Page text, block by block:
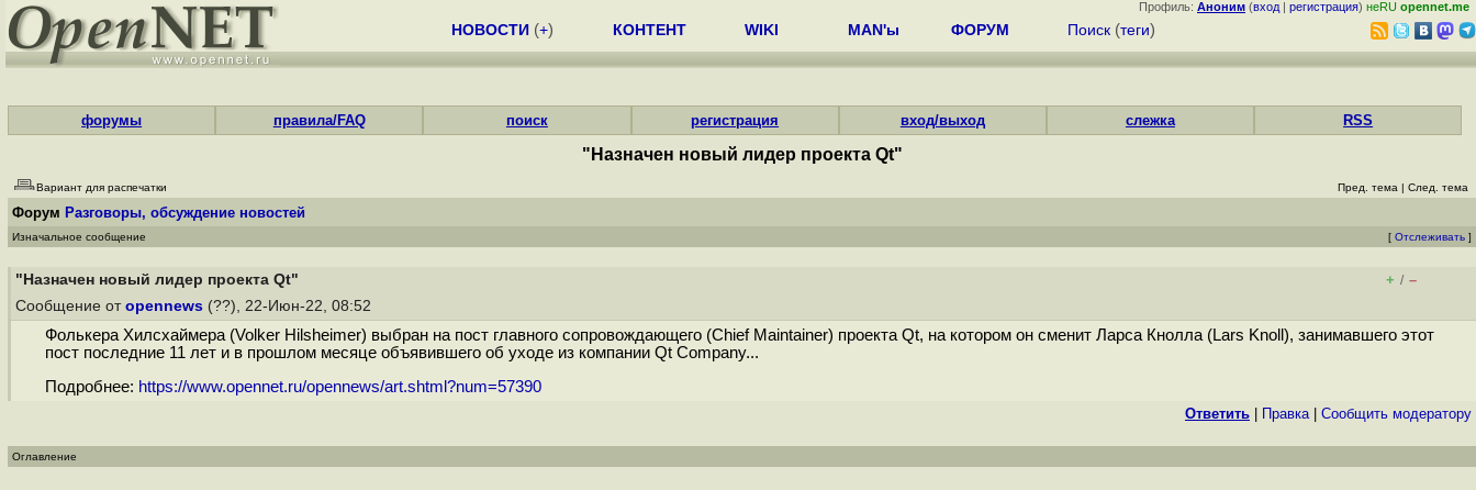
Профиль: Аноним (вход | регистрация) неRU opennet.me
НОВОСТИ (+) КОНТЕНТ WIKI MAN'ы ФОРУМ Поиск (теги)
форумы правила/FAQ поиск регистрация вход/выход слежка RSS
"Назначен новый лидер проекта Qt"
Вариант для распечатки Пред. тема | След. тема
Форум Разговоры, обсуждение новостей
Изначальное сообщение [ Отслеживать ]
"Назначен новый лидер проекта Qt" + / –
Сообщение от opennews (??), 22-Июн-22, 08:52
Фолькера Хилсхаймера (Volker Hilsheimer) выбран на пост главного сопровождающего (Chief Maintainer) проекта Qt, на котором он сменит Ларса Кнолла (Lars Knoll), занимавшего этот
пост последние 11 лет и в прошлом месяце объявившего об уходе из компании Qt Company...
Подробнее: https://www.opennet.ru/opennews/art.shtml?num=57390
Ответить Правка| Cообщить модератору
Оглавление